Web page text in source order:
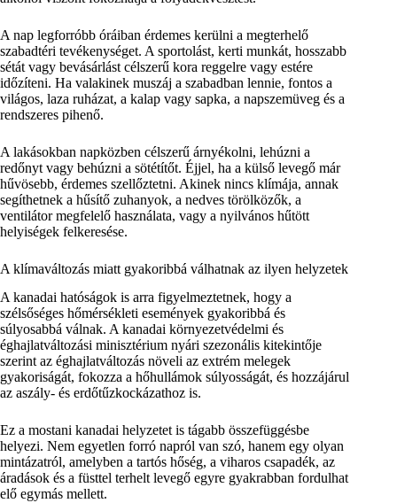
A nap legforróbb óráiban érdemes kerülni a megterhelő
szabadtéri tevékenységet. A sportolást, kerti munkát, hosszabb
sétát vagy bevásárlást célszerű kora reggelre vagy estére
időzíteni. Ha valakinek muszáj a szabadban lennie, fontos a
világos, laza ruházat, a kalap vagy sapka, a napszemüveg és a
rendszeres pihenő.
A lakásokban napközben célszerű árnyékolni, lehúzni a
redőnyt vagy behúzni a sötétítőt. Éjjel, ha a külső levegő már
hűvösebb, érdemes szellőztetni. Akinek nincs klímája, annak
segíthetnek a hűsítő zuhanyok, a nedves törölközők, a
ventilátor megfelelő használata, vagy a nyilvános hűtött
helyiségek felkeresése.
A klímaváltozás miatt gyakoribbá válhatnak az ilyen helyzetek
A kanadai hatóságok is arra figyelmeztetnek, hogy a
szélsőséges hőmérsékleti események gyakoribbá és
súlyosabbá válnak. A kanadai környezetvédelmi és
éghajlatváltozási minisztérium nyári szezonális kitekintője
szerint az éghajlatváltozás növeli az extrém melegek
gyakoriságát, fokozza a hőhullámok súlyosságát, és hozzájárul
az aszály- és erdőtűzkockázathoz is.
Ez a mostani kanadai helyzetet is tágabb összefüggésbe
helyezi. Nem egyetlen forró napról van szó, hanem egy olyan
mintázatról, amelyben a tartós hőség, a viharos csapadék, az
áradások és a füsttel terhelt levegő egyre gyakrabban fordulhat
elő egymás mellett.